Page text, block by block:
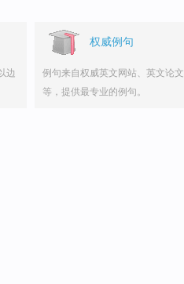
边
权威例句
例句来自权威英文网站、英文论文
等，提供最专业的例句。